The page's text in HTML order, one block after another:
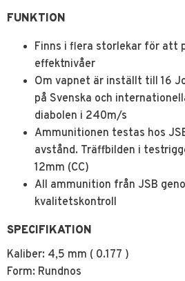
FUNKTION
Finns i flera storlekar för att
effektnivåer
Om vapnet är inställt till 16
på Svenska och
diabolen i 240m/s
Ammunitionen testas hos
avstånd. Träffbilden i
12mm (CC)
All ammunition från JSB
kvalitetskontroll
SPECIFIKATION
Kaliber: 4,5 mm ( 0.177 )
Form: Rundnos